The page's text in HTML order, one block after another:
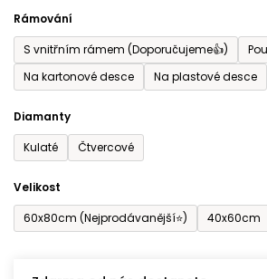
Rámování
S vnitřním rámem (Doporučujeme👍)
Na kartonové desce
Na plastové desce
Diamanty
Kulaté
Čtvercové
Velikost
60x80cm (Nejprodávanější⭐)
40x60cm